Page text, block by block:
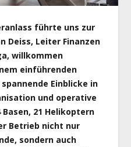
führte uns zur
Deiss, Leiter Finanzen
willkommen
einführenden
Einblicke in
und operative
21 Helikoptern
Betrieb nicht nur
sondern auch